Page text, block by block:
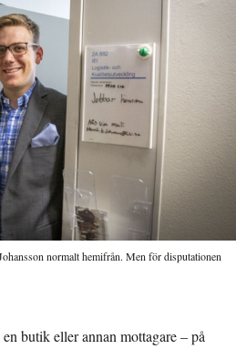
normalt hemifrån. Men för disputationen
butik eller annan mottagare – på